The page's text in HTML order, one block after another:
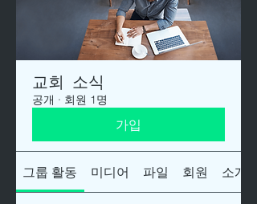
교회 소식
공개 · 회원 1명
가입
그룹 활동 미디어 파일 회원 소개